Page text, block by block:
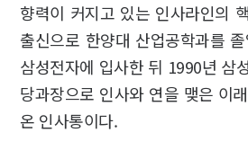
향력이 커지고 있는 인사라인의
출신으로 한양대 산업공학과를
삼성전자에 입사한 뒤 1990년 삼
당과장으로 인사와 연을 맺은 이
온 인사통이다.